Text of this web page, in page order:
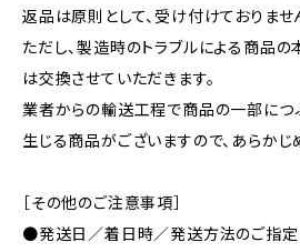
返品は原則として、受け付けておりませ
ただし、製造時のトラブルによる商品
は交換させていただきます。
業者からの輸送工程で商品の一部につ
生じる商品がございますので、あらかじ
［その他のご注意事項］
●発送日／着日時／発送方法のご指定